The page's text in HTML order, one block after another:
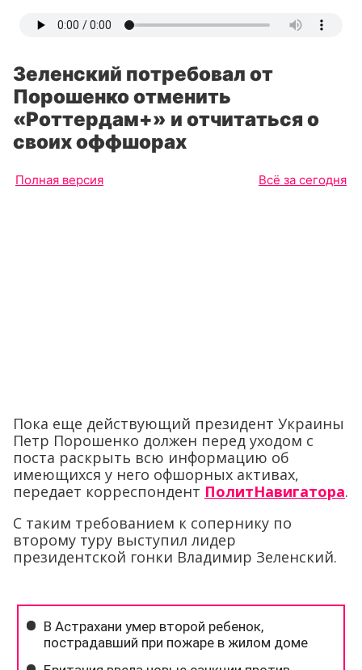
Зеленский потребовал от
Порошенко отменить
«Роттердам+» и отчитаться о
своих оффшорах
Полная версия Всё за сегодня
Пока еще действующий президент Украины
Петр Порошенко должен перед уходом с
поста раскрыть всю информацию об
имеющихся у него офшорных активах,
передает корреспондент ПолитНавигатора.
С таким требованием к сопернику по
второму туру выступил лидер
президентской гонки Владимир Зеленский.